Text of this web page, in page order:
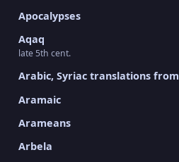
Apocalypses
Aqaq
late 5th cent.
Arabic, Syriac translations from
Aramaic
Arameans
Arbela